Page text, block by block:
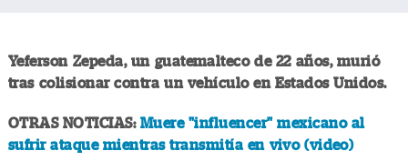
Yeferson Zepeda, un guatemalteco de 22 años, murió
tras colisionar contra un vehículo en Estados Unidos.
OTRAS NOTICIAS: Muere "influencer" mexicano al
sufrir ataque mientras transmitía en vivo (video)